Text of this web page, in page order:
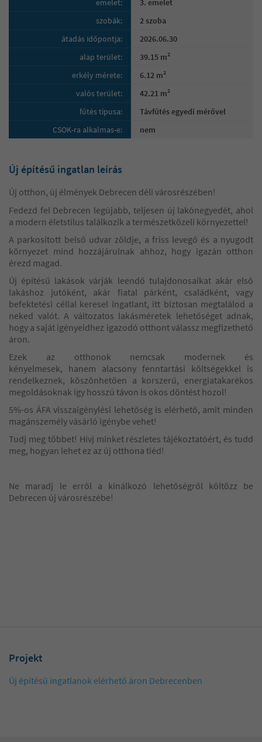
szobák:
2 szoba
átadás időpontja:
2026.06.30
alap terület:
39.15 m²
erkély mérete:
6.12 m²
valós terület:
42.21 m²
fűtés típusa:
Távfűtés egyedi mérővel
CSOK-ra alkalmas-e:
nem
Új építésű ingatlan leírás
Új otthon, új élmények Debrecen déli városrészében!
Fedezd fel Debrecen legújabb, teljesen új lakónegyedét, ahol
a modern életstílus találkozik a természetközeli környezettel!
A parkosított belső udvar zöldje, a friss levegő és a nyugodt
környezet mind hozzájárulnak ahhoz, hogy igazán otthon
érezd magad.
Új építésű lakások várják leendő tulajdonosaikat akár első
lakáshoz jutóként, akár fiatal párként, családként, vagy
befektetési céllal keresel ingatlant, itt biztosan megtalálod a
neked valót. A változatos lakásméretek lehetőséget adnak,
hogy a saját igényeidhez igazodó otthont válassz megfizethető
áron.
Ezek az otthonok nemcsak modernek és
kényelmesek, hanem alacsony fenntartási költségekkel is
rendelkeznek, köszönhetően a korszerű, energiatakarékos
megoldásoknak így hosszú távon is okos döntést hozol!
5%-os ÁFA visszaigénylési lehetőség is elérhető, amit minden
magánszemély vásárló igénybe vehet!
Tudj meg többet! Hívj minket részletes tájékoztatóért, és tudd
meg, hogyan lehet ez az új otthona tiéd!
Ne maradj le erről a kínálkozó lehetőségről költözz be
Debrecen új városrészébe!
Projekt
Új építésű ingatlanok elérhető áron Debrecenben